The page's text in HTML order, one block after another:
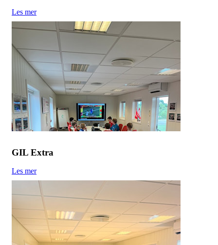
Les mer
GIL Extra
Les mer